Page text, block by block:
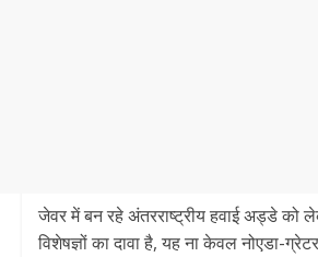
जेवर में बन रहे अंतरराष्ट्रीय हवाई अड्डे को
विशेषज्ञों का दावा है, यह ना केवल नोएडा-